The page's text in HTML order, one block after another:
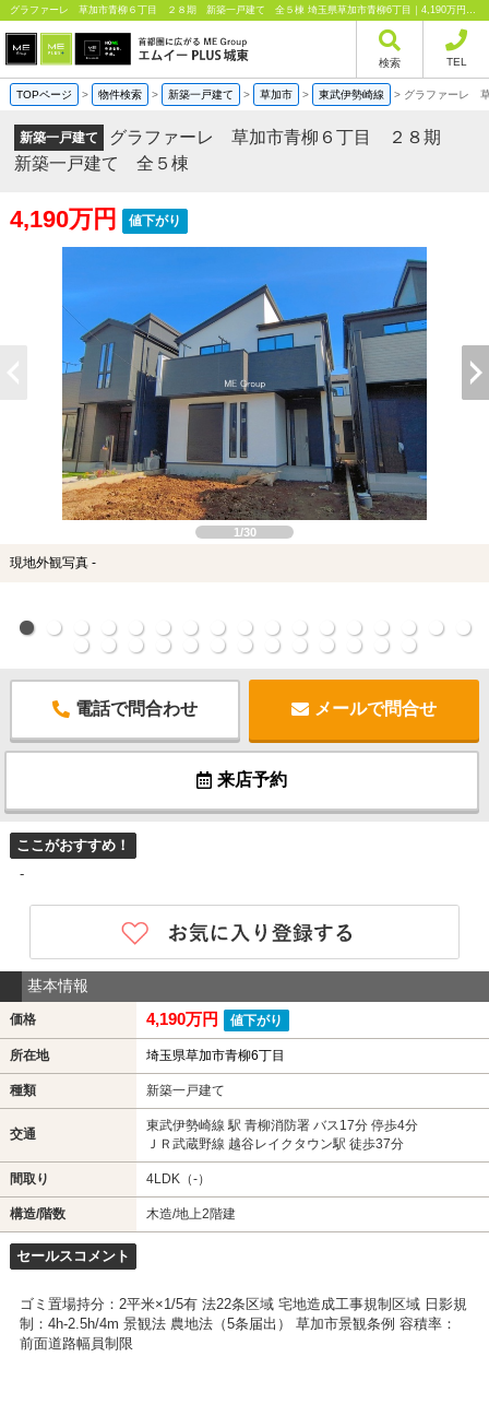
グラファーレ 草加市青柳６丁目 ２８期 新築一戸建て 全５棟 埼玉県草加市青柳6丁目｜4,190万円の新築一戸建て｜分譲住宅や新築物件｜エムイーPLUS城東株式会社
検索 TEL
TOPページ > 物件検索 > 新築一戸建て > 草加市 > 東武伊勢崎線 > グラファーレ
新築一戸建て
グラファーレ 草加市青柳６丁目 ２８期
新築一戸建て 全５棟
4,190万円 値下がり
1/30
現地外観写真 -
電話で問合わせ メールで問合せ
来店予約
ここがおすすめ！
-
基本情報
価格 4,190万円 値下がり
所在地 埼玉県草加市青柳6丁目
種類 新築一戸建て
交通
東武伊勢崎線 駅 青柳消防署 バス17分 停歩4分
ＪＲ武蔵野線 越谷レイクタウン駅 徒歩37分
間取り 4LDK（-）
構造/階数 木造/地上2階建
セールスコメント
ゴミ置場持分：2平米×1/5有 法22条区域 宅地造成工事規制区域 日影規
制：4h-2.5h/4m 景観法 農地法（5条届出） 草加市景観条例 容積率：
前面道路幅員制限